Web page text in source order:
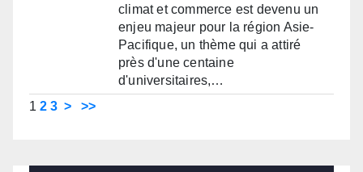
climat et commerce est devenu un
enjeu majeur pour la région Asie-
Pacifique, un thème qui a attiré
près d'une centaine
d'universitaires,…
1 2 3 > >>